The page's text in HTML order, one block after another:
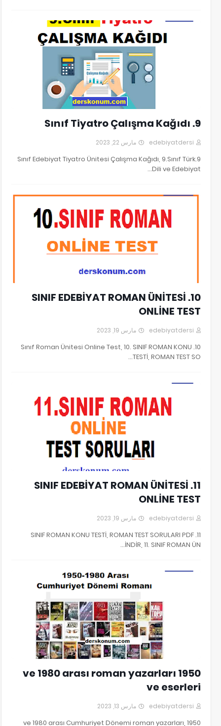
9. Sınıf Tiyatro Çalışma Kağıdı
edebiyatdersi مارس 22, 2023
9.Sınıf Edebiyat Tiyatro Ünitesi Çalışma Kağıdı, 9.Sınıf Türk
Dili ve Edebiyat…
10. SINIF EDEBİYAT ROMAN ÜNİTESİ
ONLİNE TEST
edebiyatdersi مارس 19, 2023
10. Sınıf Roman Ünitesi Online Test, 10. SINIF ROMAN KONU
TESTİ, ROMAN TEST SO…
11. SINIF EDEBİYAT ROMAN ÜNİTESİ
ONLİNE TEST
edebiyatdersi مارس 19, 2023
11. SINIF ROMAN KONU TESTİ, ROMAN TEST SORULARI PDF
İNDİR, 11. SINIF ROMAN ÜN…
1950 ve 1980 arası roman yazarları
ve eserleri
edebiyatdersi مارس 13, 2023
1950 ve 1980 arası Cumhuriyet Dönemi roman yazarları,